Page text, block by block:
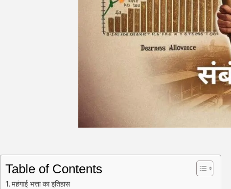
Table of Contents
महंगाई भत्ता का इतिहास